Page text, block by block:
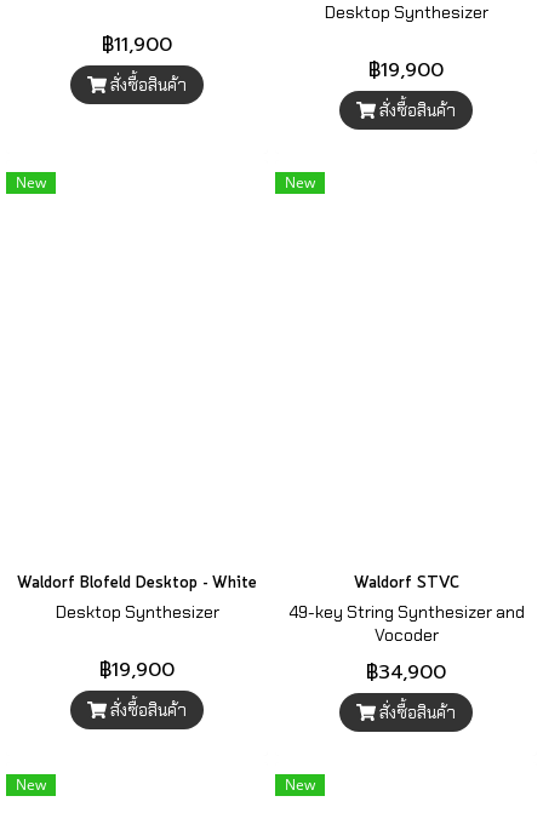
฿11,900
สั่งซื้อสินค้า
Desktop Synthesizer
฿19,900
สั่งซื้อสินค้า
New
Waldorf Blofeld Desktop - White
Desktop Synthesizer
฿19,900
สั่งซื้อสินค้า
New
Waldorf STVC
49-key String Synthesizer and
Vocoder
฿34,900
สั่งซื้อสินค้า
New New